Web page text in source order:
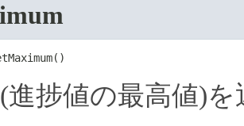
進捗値の最高値)